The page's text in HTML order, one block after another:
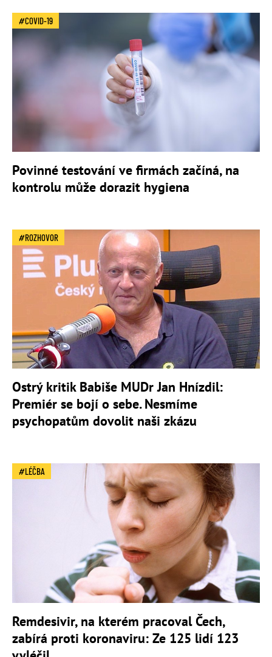
COVID-19
Povinné testování ve firmách začíná, na
kontrolu může dorazit hygiena
ROZHOVOR
Ostrý kritik Babiše MUDr Jan Hnízdil:
Premiér se bojí o sebe. Nesmíme
psychopatům dovolit naši zkázu
LÉČBA
Remdesivir, na kterém pracoval Čech,
zabírá proti koronaviru: Ze 125 lidí 123